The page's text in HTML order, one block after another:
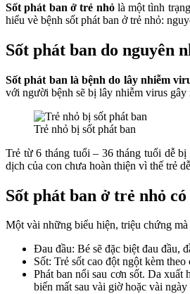
Sốt phát ban ở trẻ nhỏlà một tình
hiểu vè bệnh sốt phát ban ở trẻ nhỏ:
Sốt phát ban do nguyên
Sốt phát ban là bệnh do lây nhiễm
với người bệnh sẽ bị lây nhiễm virus
Trẻ nhỏ bị sốt phát ban
Trẻ từ 6 tháng tuổi – 36 tháng tuổi dễ
dịch của con chưa hoàn thiện vì thế trẻ
Sốt phát ban ở trẻ nhỏ
Một vài những biểu hiện, triệu chứng mà
Đau đầu: Bé sẽ đặc biệt đau đầu,
Sốt: Trẻ sốt cao đột ngột kèm
Phát ban nổi sau cơn sốt. Da xuất
biến mất sau vài giờ hoặc vài